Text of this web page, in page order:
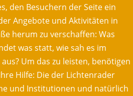
den Besuchern der Seite ein
Angebote und Aktivitäten in
herum zu verschaffen: Was
was statt, wie sah es im
Um das zu leisten, benötigen
Hilfe: Die der Lichtenrader
und Institutionen und natürlich